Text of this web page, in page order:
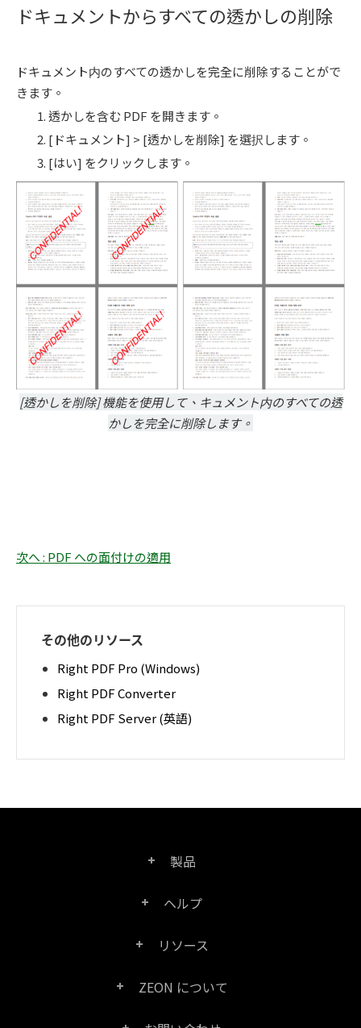
ドキュメントからすべての透かしの削除
ドキュメント内のすべての透かしを完全に削除することがで
きます。
透かしを含む PDF を開きます。
[ドキュメント] > [透かしを削除] を選択します。
[はい] をクリックします。
[透かしを削除] 機能を使用して、キュメント内のすべての透
かしを完全に削除します。
次へ : PDF への面付けの適用
その他のリソース
Right PDF Pro (Windows)
Right PDF Converter
Right PDF Server (英語)
製品
Right PDF Pro
ヘルプ
FAQ
リソース
製品/ライセンスの比較
ZEON について